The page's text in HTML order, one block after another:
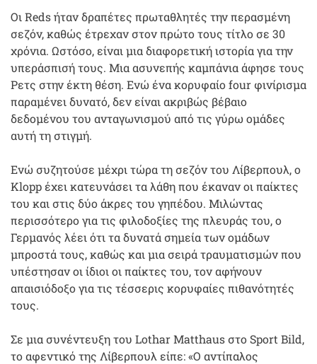
Οι Reds ήταν δραπέτες πρωταθλητές την περασμένη
σεζόν, καθώς έτρεχαν στον πρώτο τους τίτλο σε 30
χρόνια. Ωστόσο, είναι μια διαφορετική ιστορία για την
υπεράσπισή τους. Μια ασυνεπής καμπάνια άφησε τους
Ρετς στην έκτη θέση. Ενώ ένα κορυφαίο four φινίρισμα
παραμένει δυνατό, δεν είναι ακριβώς βέβαιο
δεδομένου του ανταγωνισμού από τις γύρω ομάδες
αυτή τη στιγμή.
Ενώ συζητούσε μέχρι τώρα τη σεζόν του Λίβερπουλ, ο
Klopp έχει κατευνάσει τα λάθη που έκαναν οι παίκτες
του και στις δύο άκρες του γηπέδου. Μιλώντας
περισσότερο για τις φιλοδοξίες της πλευράς του, ο
Γερμανός λέει ότι τα δυνατά σημεία των ομάδων
μπροστά τους, καθώς και μια σειρά τραυματισμών που
υπέστησαν οι ίδιοι οι παίκτες του, τον αφήνουν
απαισιόδοξο για τις τέσσερις κορυφαίες πιθανότητές
τους.
Σε μια συνέντευξη του Lothar Matthaus στο Sport Bild,
το αφεντικό της Λίβερπουλ είπε: «Ο αντίπαλος